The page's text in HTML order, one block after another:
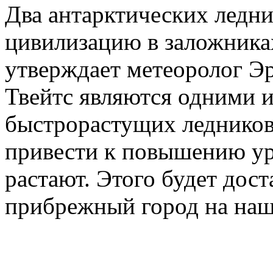
Два антарктических
цивилизацию в
утверждает метеоролог
Твейтс являются одними
быстрорастущих
привести к повышению
растают. Этого будет
прибрежный город на